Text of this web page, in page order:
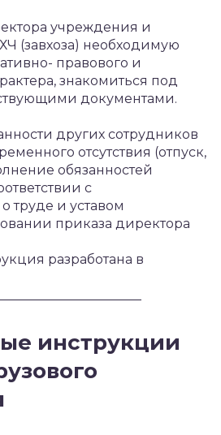
учреждения и
(завхоза) необходимую
правового и
знакомиться под
документами.
других сотрудников
отсутствия (отпуск,
обязанностей
с
труде и уставом
приказа директора
разработана в
инструкции